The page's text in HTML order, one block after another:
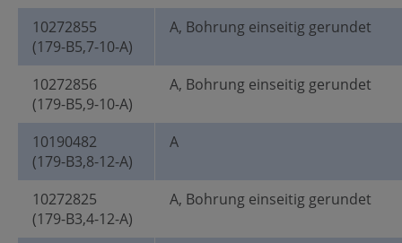
10272855
(179-B5,7-10-A)
A, Bohrung einseitig gerundet
10272856
(179-B5,9-10-A)
A, Bohrung einseitig gerundet
10190482
(179-B3,8-12-A)
A
10272825
(179-B3,4-12-A)
A, Bohrung einseitig gerundet